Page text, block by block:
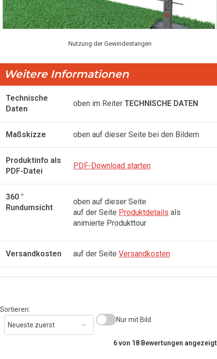
Nutzung der Gewindestangen
Weitere Informationen
Technische
Daten
oben im Reiter TECHNISCHE DATEN
Maßskizze oben auf dieser Seite bei den Bildern
Produktinfo als
PDF-Datei
PDF-Download starten
360 °
Rundumsicht
oben auf dieser Seite
auf der Seite Produktdetails als
animierte Produkttour
Versandkosten auf der Seite Versandkosten
Sortieren:
Nur mit Bild
6 von 18 Bewertungen angezeigt